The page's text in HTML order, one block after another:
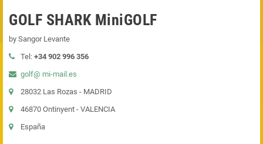
GOLF SHARK MiniGOLF
by Sangor Levante
Tel: +34 902 996 356
golf@ mi-mail.es
28032 Las Rozas - MADRID
46870 Ontinyent - VALENCIA
España